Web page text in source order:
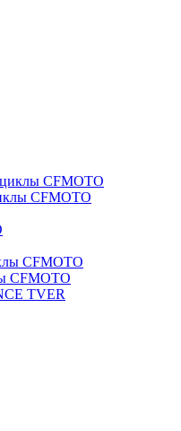
CFMOTO
CFMOTO
CFMOTO
CFMOTO
TVER